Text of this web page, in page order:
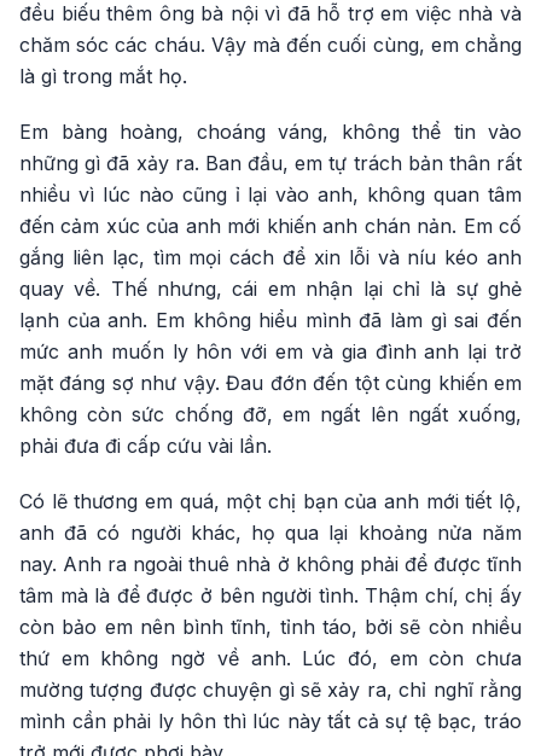
đều biếu thêm ông bà nội vì đã hỗ trợ em việc nhà và
chăm sóc các cháu. Vậy mà đến cuối cùng, em chẳng
là gì trong mắt họ.
Em bàng hoàng, choáng váng, không thể tin vào
những gì đã xảy ra. Ban đầu, em tự trách bản thân rất
nhiều vì lúc nào cũng ỉ lại vào anh, không quan tâm
đến cảm xúc của anh mới khiến anh chán nản. Em cố
gắng liên lạc, tìm mọi cách để xin lỗi và níu kéo anh
quay về. Thế nhưng, cái em nhận lại chỉ là sự ghẻ
lạnh của anh. Em không hiểu mình đã làm gì sai đến
mức anh muốn ly hôn với em và gia đình anh lại trở
mặt đáng sợ như vậy. Đau đớn đến tột cùng khiến em
không còn sức chống đỡ, em ngất lên ngất xuống,
phải đưa đi cấp cứu vài lần.
Có lẽ thương em quá, một chị bạn của anh mới tiết lộ,
anh đã có người khác, họ qua lại khoảng nửa năm
nay. Anh ra ngoài thuê nhà ở không phải để được tĩnh
tâm mà là để được ở bên người tình. Thậm chí, chị ấy
còn bảo em nên bình tĩnh, tỉnh táo, bởi sẽ còn nhiều
thứ em không ngờ về anh. Lúc đó, em còn chưa
mường tượng được chuyện gì sẽ xảy ra, chỉ nghĩ rằng
mình cần phải ly hôn thì lúc này tất cả sự tệ bạc, tráo